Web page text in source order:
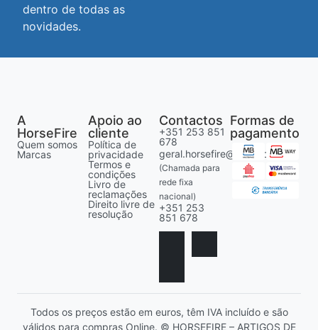
dentro de todas as
novidades.
A
HorseFire
Quem somos
Marcas
Apoio ao
cliente
Política de
privacidade
Termos e
condições
Livro de
reclamações
Direito livre de
resolução
Contactos
+351 253 851
678
geral.horsefire@gmail.com
(Chamada para
rede fixa
nacional)
+351 253
851 678
Formas de
pagamento
Todos os preços estão em euros, têm IVA incluído e são
válidos para compras Online. © HORSEFIRE – ARTIGOS DE